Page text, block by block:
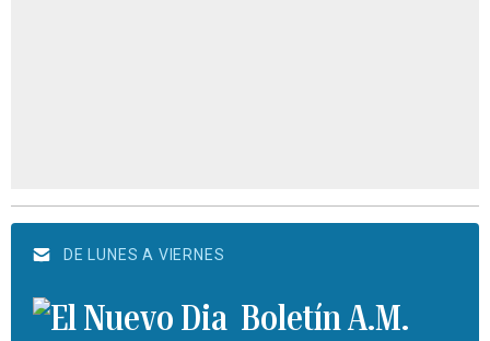
DE LUNES A VIERNES
Boletín A.M.